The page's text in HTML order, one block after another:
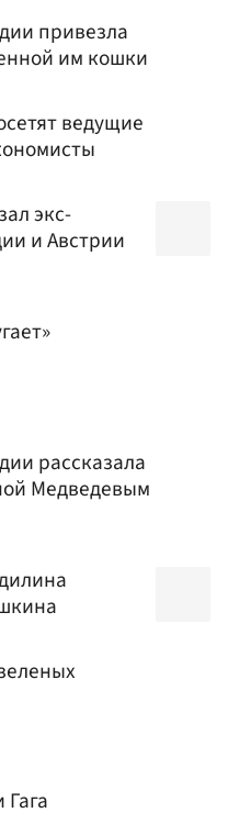
привезла
им кошки
ведущие
экс-
и Австрии
рассказала
Медведевым